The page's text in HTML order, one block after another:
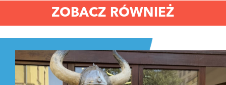
ZOBACZ RÓWNIEŻ